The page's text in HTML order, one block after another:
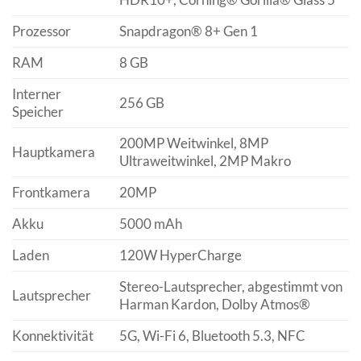
Prozessor
Snapdragon® 8+ Gen 1
RAM
8 GB
Interner
Speicher
256 GB
Hauptkamera
200MP Weitwinkel, 8MP
Ultraweitwinkel, 2MP Makro
Frontkamera
20MP
Akku
5000 mAh
Laden
120W HyperCharge
Lautsprecher
Stereo-Lautsprecher, abgestimmt von
Harman Kardon, Dolby Atmos®
Konnektivität
5G, Wi-Fi 6, Bluetooth 5.3, NFC